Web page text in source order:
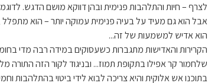
לצרף – חיות והתלהבות פנימית ובהן דווקא מושם הדגש.
אבל הוא גם מעיד על בעיה פנימית עמוקה יותר – הוא
הוא אדיש למשמעות של זה...
הקרירות והאדישות מתגברות כשעסוקים במידה רבה מדי
שלחמור קר אפילו בתקופת תמוז... ובניגוד לקור הזה
בתוכנו אש אלוקית והיא צריכה לבוא לידי ביטוי בהתלהבות